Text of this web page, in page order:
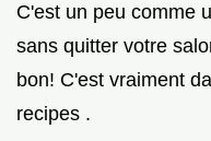
C'est un peu comme
sans quitter votre
bon! C'est vraiment
recipes .